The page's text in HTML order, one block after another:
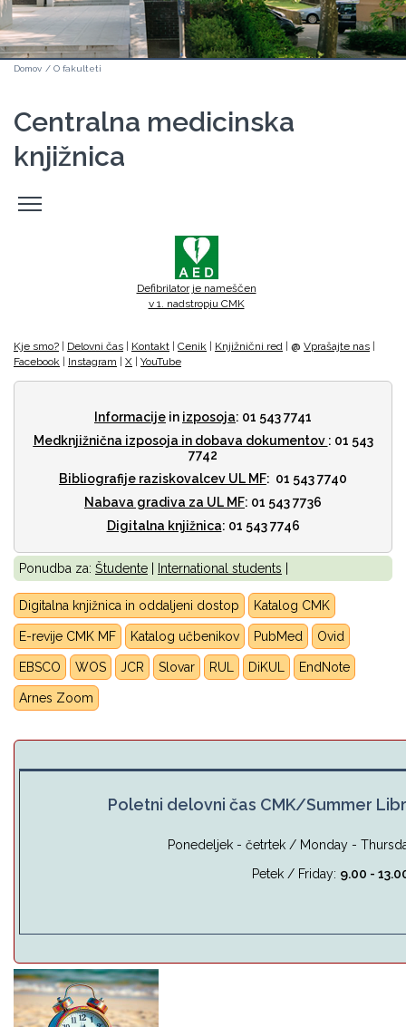
Domov / O fakulteti
Centralna medicinska
knjižnica
Odpri
stranski
Defibrilator je nameščen
v 1. nadstropju CMK
Kje smo? Delovni čas Kontakt Cenik Knjižnični red @ Vprašajte nas
Facebook
Instagram X YouTube
Informacije in izposoja: 01 543 7741
Medknjižnična izposoja in dobava dokumentov : 01 543
7742
Bibliografije raziskovalcev UL MF: 01 543 7740
Nabava gradiva za UL MF: 01 543 7736
Digitalna knjižnica: 01 543 7746
Ponudba za: Študente International students
Digitalna knjižnica in oddaljeni dostop Katalog CMK
E-revije CMK MF Katalog učbenikov PubMed Ovid
EBSCO WOS JCR Slovar RUL DiKUL EndNote
Arnes Zoom
Poletni delovni čas CMK/Summer
Ponedeljek - četrtek / Monday -
Petek / Friday: 9.00 -